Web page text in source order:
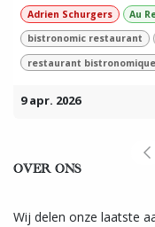
Adrien Schurgers
Au
bistronomic restaurant
restaurant bistronomique
9 apr. 2026
OVER ONS
Wij delen onze laatste